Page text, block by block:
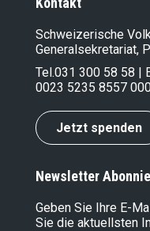
Schweizerische
Generalsekretariat,
Tel.031 300 58 58 |
0023 5235 8557
Jetzt spenden
Newsletter
Geben Sie Ihre E-
Sie die aktuellsten